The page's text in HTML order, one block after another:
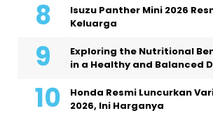
Isuzu Panther Mini 2026
Keluarga
Exploring the Nutritional
in a Healthy and Balanced
Honda Resmi Luncurkan
2026, Ini Harganya